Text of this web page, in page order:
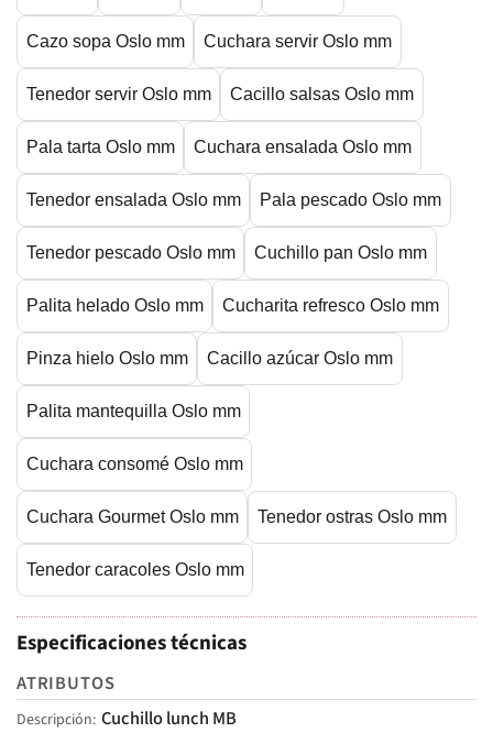
Cazo sopa Oslo mm Cuchara servir Oslo mm
Tenedor servir Oslo mm Cacillo salsas Oslo mm
Pala tarta Oslo mm Cuchara ensalada Oslo mm
Tenedor ensalada Oslo mm Pala pescado Oslo mm
Tenedor pescado Oslo mm Cuchillo pan Oslo mm
Palita helado Oslo mm Cucharita refresco Oslo mm
Pinza hielo Oslo mm Cacillo azúcar Oslo mm
Palita mantequilla Oslo mm
Cuchara consomé Oslo mm
Cuchara Gourmet Oslo mm Tenedor ostras Oslo mm
Tenedor caracoles Oslo mm
Especificaciones técnicas
ATRIBUTOS
Descripción Cuchillo lunch MB